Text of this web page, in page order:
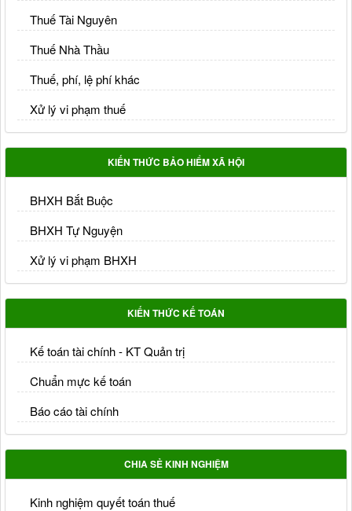
Thuế Tài Nguyên
Thuế Nhà Thầu
Thuế, phí, lệ phí khác
Xử lý vi phạm thuế
KIẾN THỨC BẢO HIỂM XÃ HỘI
BHXH Bắt Buộc
BHXH Tự Nguyện
Xử lý vi phạm BHXH
KIẾN THỨC KẾ TOÁN
Kế toán tài chính - KT Quản trị
Chuẩn mực kế toán
Báo cáo tài chính
CHIA SẺ KINH NGHIỆM
Kinh nghiệm quyết toán thuế